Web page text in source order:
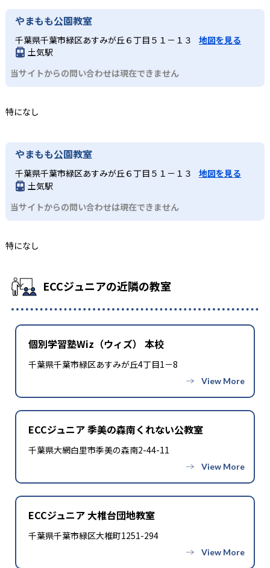
やまもも公園教室
千葉県千葉市緑区あすみが丘６丁目５１－１３
地図を見る
土気駅
当サイトからの問い合わせは現在できません
特になし
やまもも公園教室
千葉県千葉市緑区あすみが丘６丁目５１－１３
地図を見る
土気駅
当サイトからの問い合わせは現在できません
特になし
ECCジュニアの近隣の教室
個別学習塾Wiz（ウィズ） 本校
千葉県千葉市緑区あすみが丘4丁目1－8
ECCジュニア 季美の森南くれない公教室
千葉県大網白里市季美の森南2-44-11
ECCジュニア 大椎台団地教室
千葉県千葉市緑区大椎町1251-294